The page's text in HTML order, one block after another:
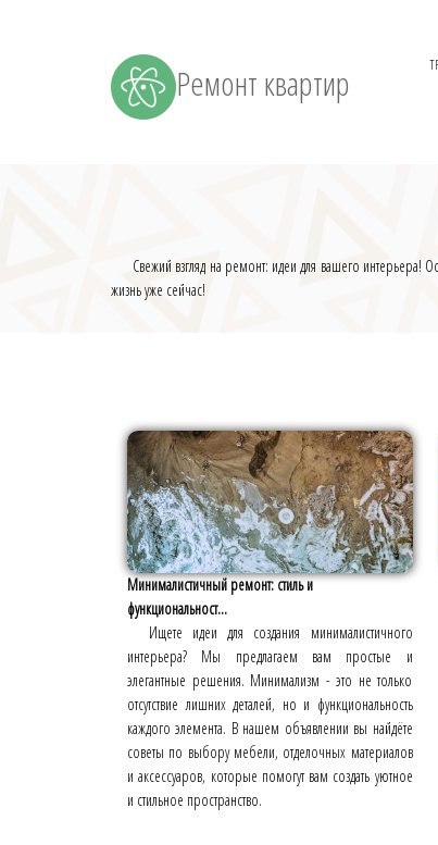
Ремонт квартир
Свежий взгляд на ремонт: идеи для вашего
жизнь уже сейчас!
Минималистичный ремонт: стиль и
функциональност...
Ищете идеи для создания минималистичного
интерьера? Мы предлагаем вам простые и
элегантные решения. Минимализм - это не только
отсутствие лишних деталей, но и функциональность
каждого элемента. В нашем объявлении вы найдёте
советы по выбору мебели, отделочных материалов
и аксессуаров, которые помогут вам создать уютное
и стильное пространство.